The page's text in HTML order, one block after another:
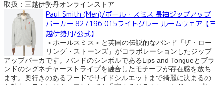
取扱：三越伊勢丹オンラインストア
Paul Smith (Men)/ポール・スミス 長袖ジップアップ
パーカー 827196 015ライトグレー ルームウェア【三
越伊勢丹/公式】
＜ポールスミス＞と英国の伝説的なバンド「ザ・ロー
リング・ストーンズ」がコラボレーションしたジップ
アップパーカです。バンドのシンボルであるLips and Tongueとブラ
ンドのシグネチャーストライプを融合したモチーフが存在感を放ち
ます。奥行きのあるフードでサイドシルエットまで綺麗に決まるの